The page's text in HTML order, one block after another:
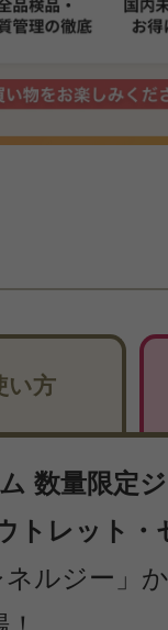
い方
数量限定
トレット・
ルジー」